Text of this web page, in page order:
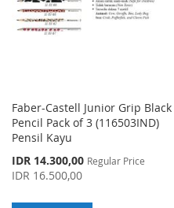
Faber-Castell Junior Grip Black
Pencil Pack of 3 (116503IND)
Pensil Kayu
Special
Price
IDR 14.300,00 Regular Price
IDR 16.500,00